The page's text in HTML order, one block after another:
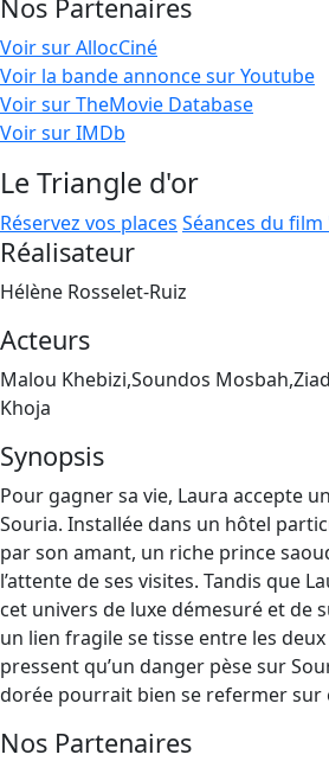
Nos Partenaires
Voir sur AllocCiné
Voir la bande annonce sur Youtube
Voir sur TheMovie Database
Voir sur IMDb
Le Triangle d'or
Réservez vos places Séances du
Réalisateur
Hélène Rosselet-Ruiz
Acteurs
Malou Khebizi,Soundos
Khoja
Synopsis
Pour gagner sa vie, Laura accepte
Souria. Installée dans un hôtel
par son amant, un riche prince
l’attente de ses visites. Tandis que
cet univers de luxe démesuré et de
un lien fragile se tisse entre les
pressent qu’un danger pèse sur
dorée pourrait bien se refermer sur
Nos Partenaires